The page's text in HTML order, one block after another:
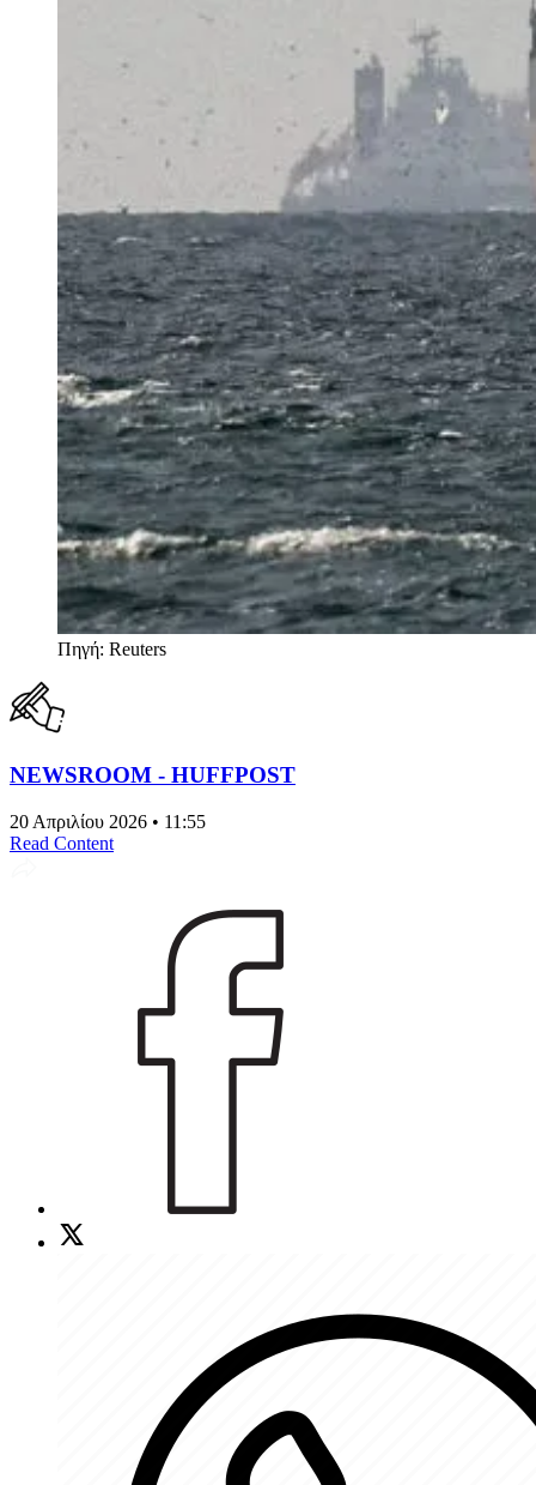
Πηγή: Reuters
NEWSROOM - HUFFPOST
20 Απριλίου 2026 • 11:55
Read Content